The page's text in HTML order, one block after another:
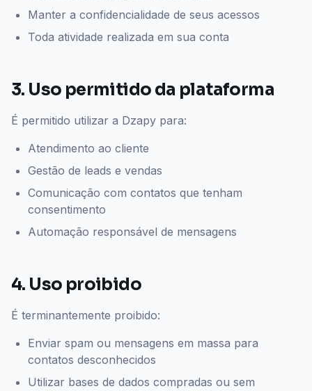
Manter a confidencialidade de seus acessos
Toda atividade realizada em sua conta
3. Uso permitido da plataforma
É permitido utilizar a Dzapy para:
Atendimento ao cliente
Gestão de leads e vendas
Comunicação com contatos que tenham
consentimento
Automação responsável de mensagens
4. Uso proibido
É terminantemente proibido:
Enviar spam ou mensagens em massa para
contatos desconhecidos
Utilizar bases de dados compradas ou sem